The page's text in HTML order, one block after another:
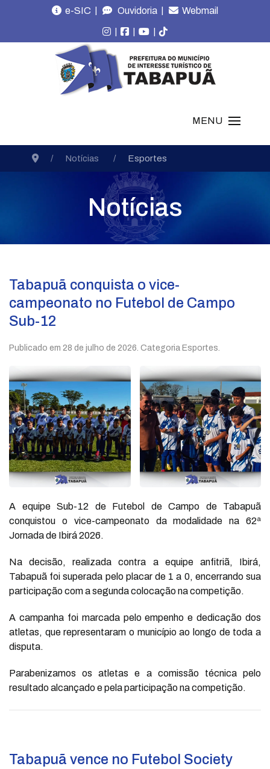
e-SIC | Ouvidoria | Webmail
| | |
MENU
Notícias Esportes
Notícias
Tabapuã conquista o vice-
campeonato no Futebol de Campo
Sub-12
Publicado em 28 de julho de 2026 . Categoria Esportes.
A equipe Sub-12 de Futebol de Campo de Tabapuã
conquistou o vice-campeonato da modalidade na 62ª
Jornada de Ibirá 2026.
Na decisão, realizada contra a equipe anfitriã, Ibirá,
Tabapuã foi superada pelo placar de 1 a 0, encerrando sua
participação com a segunda colocação na competição.
A campanha foi marcada pelo empenho e dedicação dos
atletas, que representaram o município ao longo de toda a
disputa.
Parabenizamos os atletas e a comissão técnica pelo
resultado alcançado e pela participação na competição.
Tabapuã vence no Futebol Society